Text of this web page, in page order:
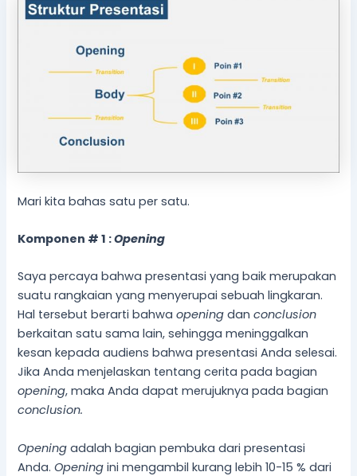
Mari kita bahas satu per satu.
Komponen # 1 :Opening
Saya percaya bahwa presentasi yang baik merupakan
suatu rangkaian yang menyerupai sebuah lingkaran.
Hal tersebut berarti bahwaopening danconclusion
berkaitan satu sama lain, sehingga meninggalkan
kesan kepada audiens bahwa presentasi Anda selesai.
Jika Anda menjelaskan tentang cerita pada bagian
opening, maka Anda dapat merujuknya pada bagian
conclusion.
Openingadalah bagian pembuka dari presentasi
Anda.Opening ini mengambil kurang lebih 10-15 % dari